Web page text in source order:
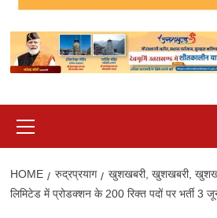
Menu
HOME रुद्रप्रयाग
खुशखबरी, खुशखबरी,
लिमिटेड में प्रोडक्शन के 200 रिक्त पदों पर भर्ती 3